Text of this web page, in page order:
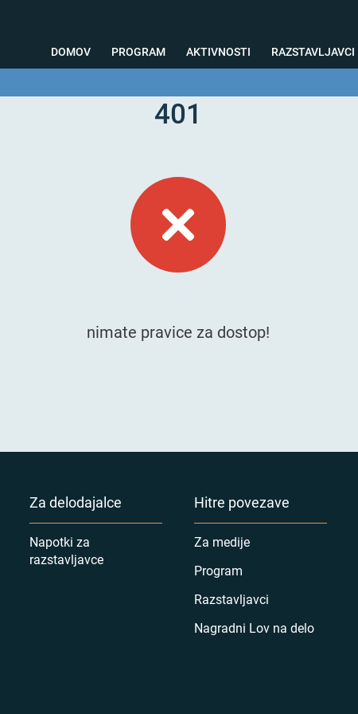
DOMOV PROGRAM AKTIVNOSTI
Testiranja
RAZSTAVLJAVCI
401
nimate pravice za dostop!
Za delodajalce
Napotki za
razstavljavce
Hitre povezave
Za medije
Program
Razstavljavci
Nagradni Lov na delo